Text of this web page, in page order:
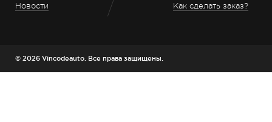
Новости
Как сделать заказ?
© 2026 Vincodeauto. Все права защищены.